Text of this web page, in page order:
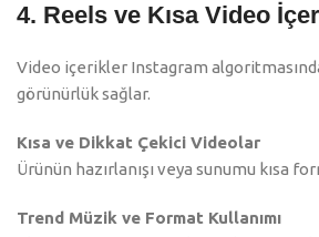
4. Reels ve Kısa Video
Video içerikler Instagram
görünürlük sağlar.
Kısa ve Dikkat Çekici Videolar
Ürünün hazırlanışı veya sunumu kısa
Trend Müzik ve Format Kullanımı